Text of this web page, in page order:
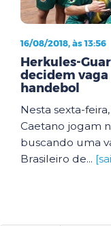
16/08/2018, às 13:56
Herkules-
decidem
handebol
Nesta sexta-
Caetano jogam
buscando uma
Brasileiro de...